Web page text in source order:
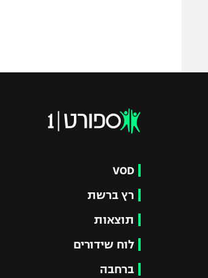
VOD
רץ ברשת
תוצאות
לוח שידורים
ברחבה